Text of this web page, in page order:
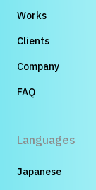
Works
Clients
Company
FAQ
Languages
Japanese